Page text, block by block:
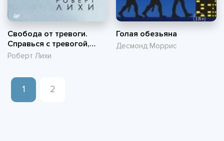
Свобода от тревоги.
Справься с тревогой,
пока она не расправилась
Роберт Лихи
Голая обезьяна
Десмонд Моррис
1 2